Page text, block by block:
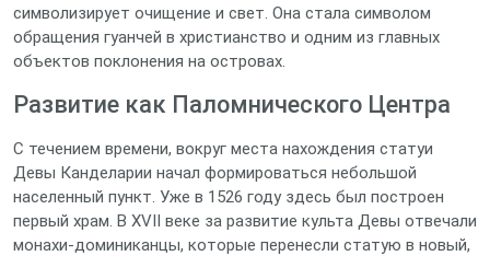
символизирует очищение и свет. Она стала символом
обращения гуанчей в христианство и одним из главных
объектов поклонения на островах.
Развитие как Паломнического Центра
С течением времени, вокруг места нахождения статуи
Девы Канделарии начал формироваться небольшой
населенный пункт. Уже в 1526 году здесь был построен
первый храм. В XVII веке за развитие культа Девы отвечали
монахи-доминиканцы, которые перенесли статую в новый,